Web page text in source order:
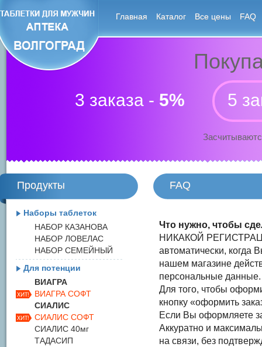
Главная Каталог Все цены FAQ
3 заказа - 5% 5
FAQ
Что нужно, чтобы
НИКАКОЙ
автоматически, когда
нашем магазине
персональные данные.
Для того, чтобы
кнопку «оформить
Если Вы оформляете
Аккуратно и
на связи, без
Продукты
Наборы таблеток
НАБОР КАЗАНОВА
НАБОР ЛОВЕЛАС
НАБОР СЕМЕЙНЫЙ
Для потенции
ВИАГРА
ВИАГРА СОФТ
СИАЛИС
СИАЛИС СОФТ
СИАЛИС 40мг
ТАДАСИП